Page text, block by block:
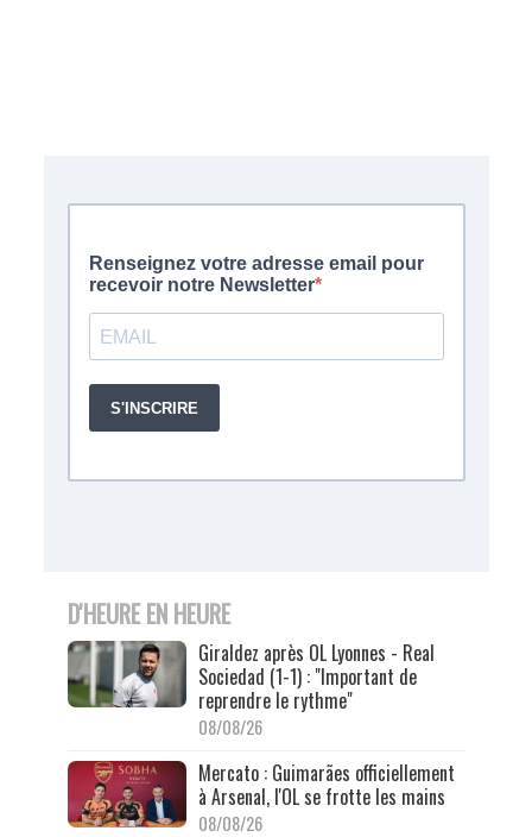
D'HEURE EN HEURE
Giraldez après OL Lyonnes - Real
Sociedad (1-1) : "Important de
reprendre le rythme"
08/08/26
Mercato : Guimarães officiellement
à Arsenal, l'OL se frotte les mains
08/08/26